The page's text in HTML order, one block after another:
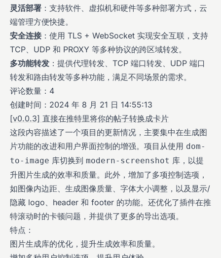
灵活部署 ：支持软件、虚拟机和硬件等多种部署方式，云
端管理方便快捷。
安全连接：使用 TLS + WebSocket 实现安全互联，支持
TCP、UDP 和 PROXY 等多种协议的跨区域转发。
多功能转发 ：提供代理转发、TCP 端口转发、UDP 端口
转发和路由转发等多种功能，满足不同场景的需求。
评论数量：4
创建时间：2024 年 8 月 21 日 14:55:13
[v0.0.3] 直接在推特里将你的帖子转换成卡片
这段内容描述了一个项目的更新情况，主要集中在生成图
片功能的改进和用户界面控制的增强。项目从使用 dom-
to-image 库切换到 modern-screenshot 库，以提
升图片生成的效率和质量。此外，增加了多项控制选项，
如图像内边距、生成图像质量、字体大小调整，以及显示/
隐藏 logo、header 和 footer 的功能。还优化了插件在推
特滚动时的卡顿问题，并提供了更多的导出选项。
特点：
图片生成库的优化，提升生成效率和质量。